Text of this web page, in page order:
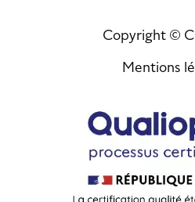
Copyright ©
Mentions